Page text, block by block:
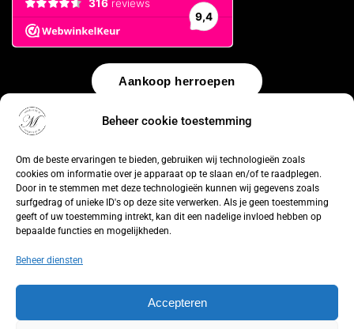
Beheer cookie toestemming
Om de beste ervaringen te bieden, gebruiken wij technologieën zoals
cookies om informatie over je apparaat op te slaan en/of te raadplegen.
Door in te stemmen met deze technologieën kunnen wij gegevens zoals
surfgedrag of unieke ID's op deze site verwerken. Als je geen toestemming
geeft of uw toestemming intrekt, kan dit een nadelige invloed hebben op
bepaalde functies en mogelijkheden.
Beheer diensten
Accepteren
Aankoop herroepen
© 2026 by WebUnlimited–Algemene voorwaarden